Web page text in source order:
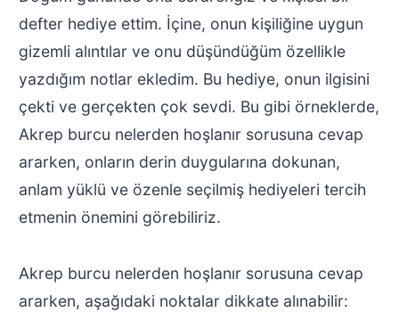
defter hediye ettim. İçine, onun kişiliğine uygun
gizemli alıntılar ve onu düşündüğüm özellikle
yazdığım notlar ekledim. Bu hediye, onun ilgisini
çekti ve gerçekten çok sevdi. Bu gibi örneklerde,
Akrep burcu nelerden hoşlanır sorusuna cevap
ararken, onların derin duygularına dokunan,
anlam yüklü ve özenle seçilmiş hediyeleri tercih
etmenin önemini görebiliriz.
Akrep burcu nelerden hoşlanır sorusuna cevap
ararken, aşağıdaki noktalar dikkate alınabilir: